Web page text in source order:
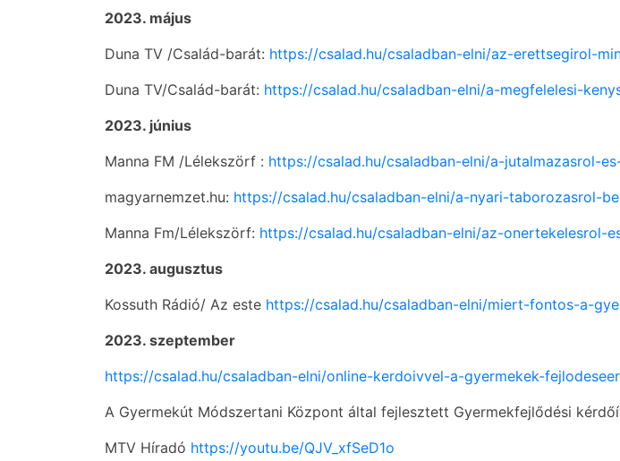
2023. május
Duna TV /Család-barát: https://csalad.hu/csaladban-elni/az-erettsegirol-
Duna TV/Család-barát: https://csalad.hu/csaladban-elni/a-megfelelesi-
2023. június
Manna FM /Lélekszörf : https://csalad.hu/csaladban-elni/a-jutalmazasrol-
magyarnemzet.hu: https://csalad.hu/csaladban-elni/a-nyari-taborozasrol-
Manna Fm/Lélekszörf: https://csalad.hu/csaladban-elni/az-onertekelesrol-
2023. augusztus
Kossuth Rádió/ Az este https://csalad.hu/csaladban-elni/miert-fontos-a-
2023. szeptember
https://csalad.hu/csaladban-elni/online-kerdoivvel-a-gyermekek-
A Gyermekút Módszertani Központ által fejlesztett Gyermekfejlődési
MTV Híradó https://youtu.be/QJV_xfSeD1o